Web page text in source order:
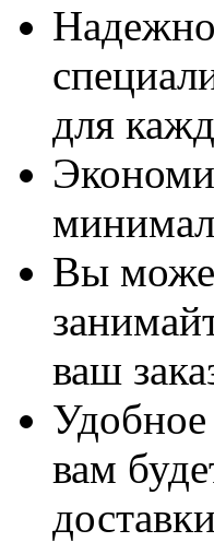
для
Вы
ваш
Удобное
вам